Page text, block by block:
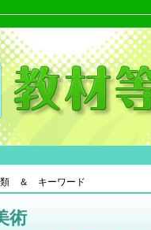
＆ キーワード
術